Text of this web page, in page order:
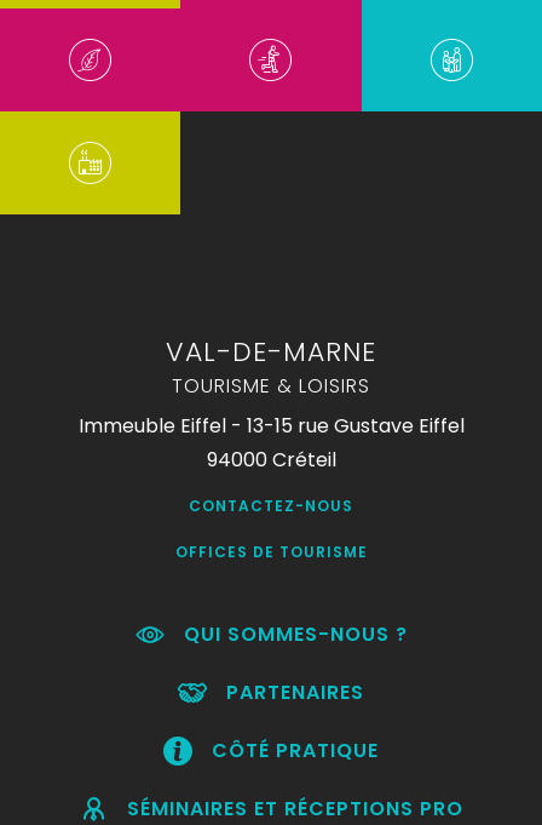
VAL-DE-MARNE
TOURISME & LOISIRS
Immeuble Eiffel - 13-15 rue Gustave Eiffel
94000 Créteil
CONTACTEZ-NOUS
OFFICES DE TOURISME
QUI SOMMES-NOUS ?
PARTENAIRES
CÔTÉ PRATIQUE
SÉMINAIRES ET RÉCEPTIONS PRO